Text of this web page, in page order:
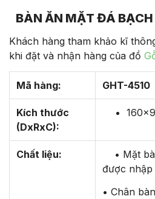
BÀN ĂN MẶT ĐÁ
Khách hàng tham khảo kĩ
khi đặt và nhận hàng của đồ
Mã hàng: GHT-4510
Kích thước
(DxRxC):
Chất liệu:
• Mặt
được nhập
• Chân